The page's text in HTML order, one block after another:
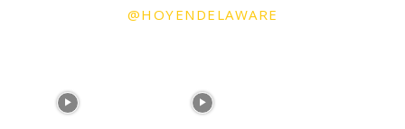
@HOYENDELAWARE